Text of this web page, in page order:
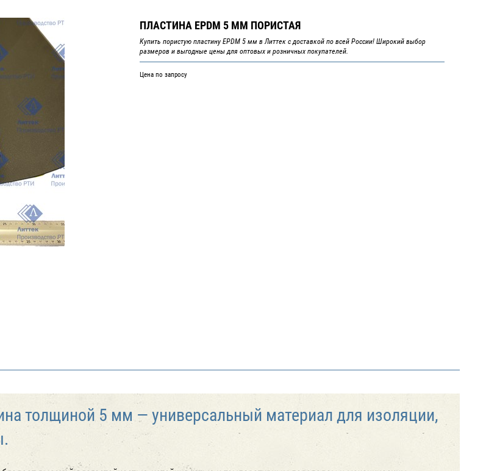
ПЛАСТИНА EPDM 5 ММ ПОРИСТАЯ
Купить пористую пластину EPDM 5 мм в Литтек с доставкой по всей России! Широкий выбор
размеров и выгодные цены для оптовых и розничных покупателей.
Цена по запросу
толщиной 5 мм — универсальный материал для изоляции,